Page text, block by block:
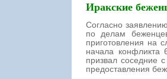
Иракские
Согласно
по делам
приготовления на
начала конфликта
призвал соседние
предоставления